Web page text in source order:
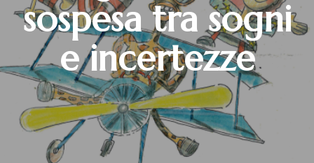
sospesa tra sogni
e incertezze